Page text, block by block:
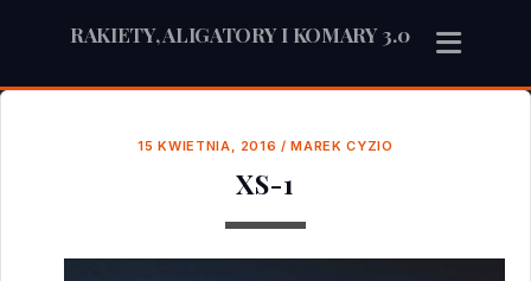
RAKIETY, ALIGATORY I KOMARY 3.0
15 KWIETNIA, 2016 /MAREK CYZIO
XS-1